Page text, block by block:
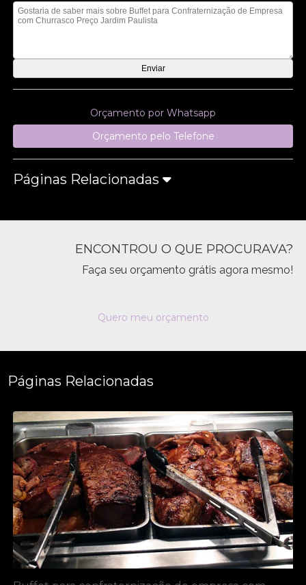
Orçamento por Whatsapp
Orçamento pelo Telefone
Páginas Relacionadas
ENCONTROU O QUE PROCURAVA?
Faça seu orçamento grátis agora mesmo!
Quero meu orçamento
Páginas Relacionadas